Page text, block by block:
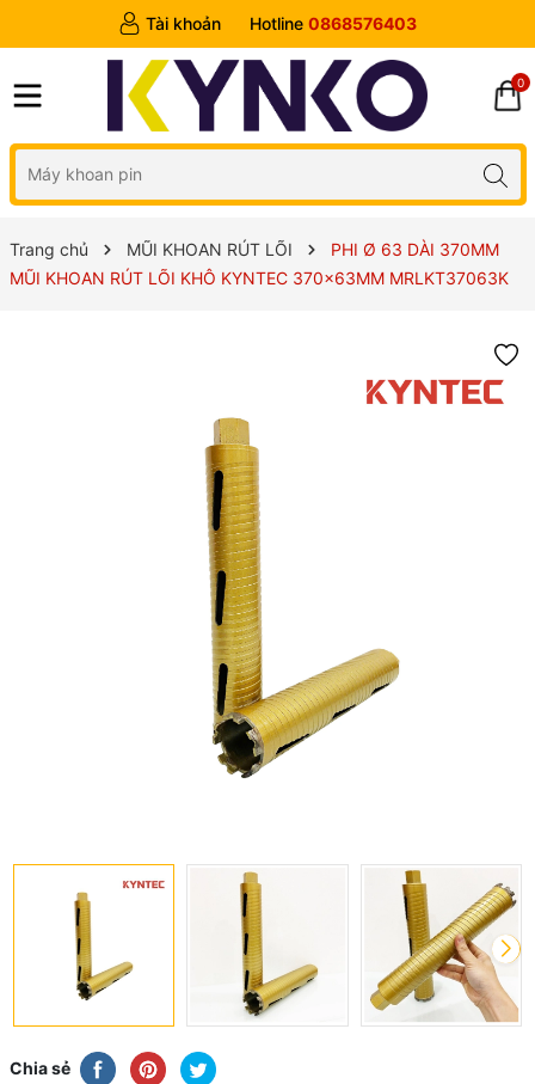
Tài khoản Hotline 0868576403
0
Trang chủ MŨI KHOAN RÚT LÕI
PHI Ø 63 DÀI 370MM
MŨI KHOAN RÚT LÕI KHÔ KYNTEC 370x63MM MRLKT37063K
Chia sẻ